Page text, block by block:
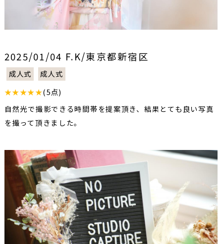
2025/01/04 F.K/東京都新宿区
成人式
成人式
★★★★★(5点)
自然光で撮影できる時間帯を提案頂き、結果とても良い写真
を撮って頂きました。